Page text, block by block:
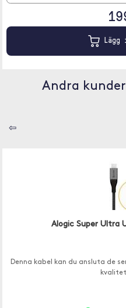
Lägg
Andra
⇦
Alogic Super Ultra
Denna kabel kan du ansluta de